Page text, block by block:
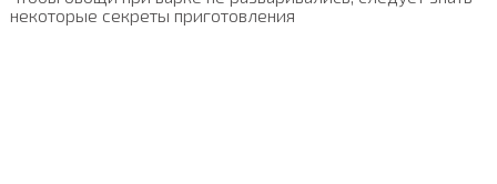
некоторые секреты приготовления